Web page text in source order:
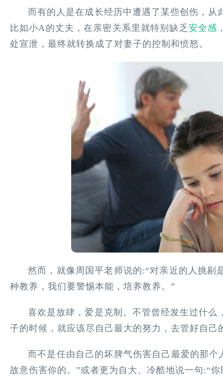
而有的人是在成长经历中遭遇了某些创伤，从
比如小A的丈夫，在亲密关系里就特别缺乏 安全感
处宣泄，最终就转换成了对妻子的控制和愤怒。
然而，就像周国平老师说的:“对亲近的人挑
种教养，我们要警惕本能，培养教养。”
喜欢是放肆，爱是克制。不管曾经发生过什
子的时候，就应该尽自己最大的努力，去管好自己
而不是任由自己的坏脾气伤害自己最爱的那
故意伤害你的。”或者更为自大、冷酷地说一句:“